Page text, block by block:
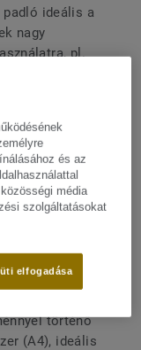
padló ideális a
nagy
pl.
a gördülő
tartósság és
érdekében.
szemben:
történő
(A4), ideális
és az
média
szolgáltatásokat
elfogadása